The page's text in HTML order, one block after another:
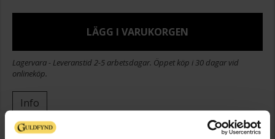
LÄGG I VARUKORGEN
Lagervara - Leveranstid 2-5 arbetsdagar. Öppet köp i 30 dagar vid
onlineköp.
Info
Bredd ca (cm)